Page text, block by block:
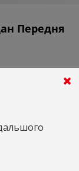
Передня